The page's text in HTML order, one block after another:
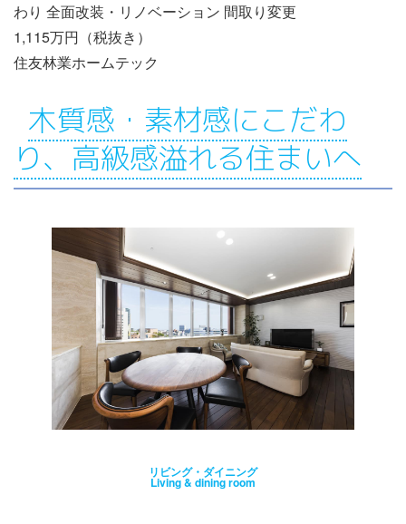
わり 全面改装・リノベーション 間取り変更
1,115万円（税抜き）
住友林業ホームテック
木質感・素材感にこだわ
り、高級感溢れる住まいへ
リビング・ダイニング
Living & dining room